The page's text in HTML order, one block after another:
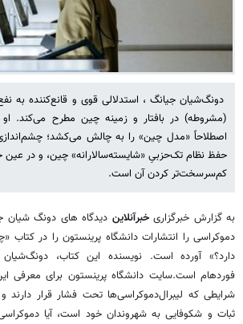
دونگ‌شیان جیانگ ، استدلالی قوی و قانع‌کننده به
(مشروطه) در بافتار و زمینه چین مطرح می‌کند. او
اصطلاحاً «مدل چین» را به چالش می‌کشد؛
حفظ نظام تک‌حزبیِ «شایسته‌سالارانه» چین، و در عین
کم‌سرسخت‌تر کردن آن است.
به گزارش خبرگزاریخبرآنلاین دیدگاه های دونگ شیان
دموکراسی را انتشارات دانشگاه پرینستون را در کتاب
دارد؟» آورده است. نویسنده این کتاب، دونگ‌شیان
فوردهام است.سایت دانشگاه پرینستون برای معرفی
شرایطی که لیبرال‌دموکراسی‌ها تحت فشار قرار
ثبات و شکوفایی به شهروندان خود است، آیا